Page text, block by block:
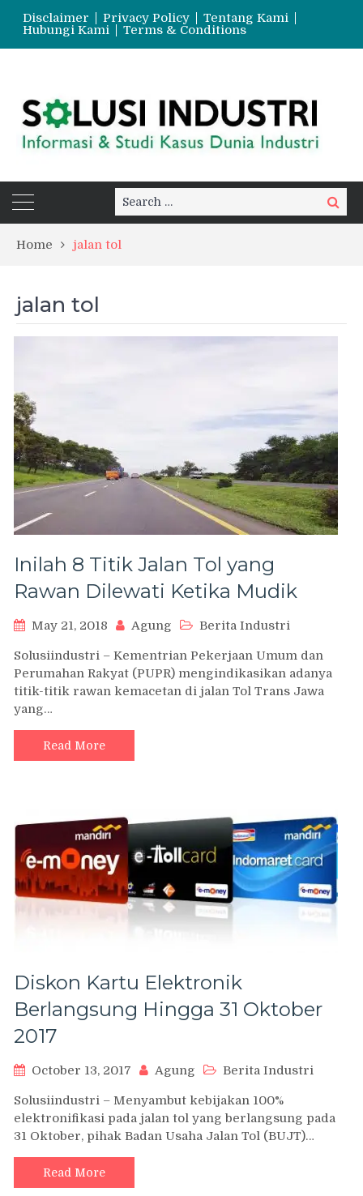
Disclaimer Privacy Policy
Tentang Kami
Hubungi Kami
Terms & Conditions
Search
for:
Search
Home jalan tol
jalan tol
Inilah 8 Titik Jalan Tol yang
Rawan Dilewati Ketika Mudik
May 21, 2018 Agung Berita Industri
Solusiindustri – Kementrian Pekerjaan Umum dan
Perumahan Rakyat (PUPR) mengindikasikan adanya
titik-titik rawan kemacetan di jalan Tol Trans Jawa
yang…
Read More
Diskon Kartu Elektronik
Berlangsung Hingga 31 Oktober
2017
October 13, 2017 Agung Berita Industri
Solusiindustri – Menyambut kebijakan 100%
elektronifikasi pada jalan tol yang berlangsung pada
31 Oktober, pihak Badan Usaha Jalan Tol (BUJT)…
Read More